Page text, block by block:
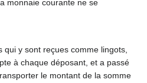
monnaie courante ne se
y sont reçues comme lingots,
à chaque déposant, et a passé
le montant de la somme